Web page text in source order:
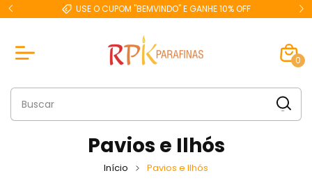
FRETE GRÁTIS PARA RJ CAPITAL A PARTIR DE R$ 299,00
0
Pavios e Ilhós
Início Pavios e Ilhós